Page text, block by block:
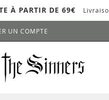
À PARTIR DE 69€
UN COMPTE
# APPUYEZ SUR LA TOUCHE